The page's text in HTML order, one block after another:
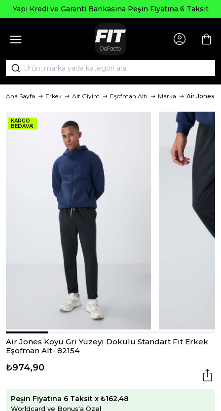
Yapı Kredi ve Garanti Bankasına Peşin Fiyatına 6 Taksit
Ana Sayfa Erkek Alt Giyim Eşofman Altı Marka Air Jones
KARGO
BEDAVA!
Air Jones Koyu Gri Yüzeyi Dokulu Standart Fit Erkek
Eşofman Alt- 82154
₺974,90
Peşin Fiyatına 6 Taksit x ₺162,48
Worldcard ve Bonus'a Özel